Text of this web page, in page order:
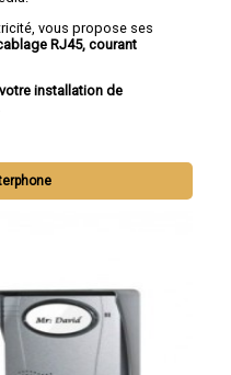
vous propose ses
RJ45, courant
installation de